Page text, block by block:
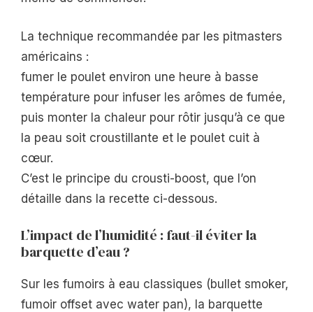
La technique recommandée par les pitmasters
américains :
fumer le poulet environ une heure à basse
température pour infuser les arômes de fumée,
puis monter la chaleur pour rôtir jusqu’à ce que
la peau soit croustillante et le poulet cuit à
cœur.
C’est le principe du crousti-boost, que l’on
détaille dans la recette ci-dessous.
L’impact de l’humidité : faut-il éviter la
barquette d’eau ?
Sur les fumoirs à eau classiques (bullet smoker,
fumoir offset avec water pan), la barquette